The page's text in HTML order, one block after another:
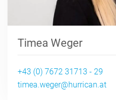
Timea Weger
+43 (0) 7672 31713 - 29
timea.weger@hurrican.at